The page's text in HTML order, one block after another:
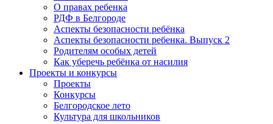
О правах ребенка
РДФ в Белгороде
Аспекты безопасности ребёнка
Аспекты безопасности ребенка. Выпуск 2
Родителям особых детей
Как уберечь ребёнка от насилия
Проекты и конкурсы
Проекты
Конкурсы
Белгородское лето
Культура для школьников